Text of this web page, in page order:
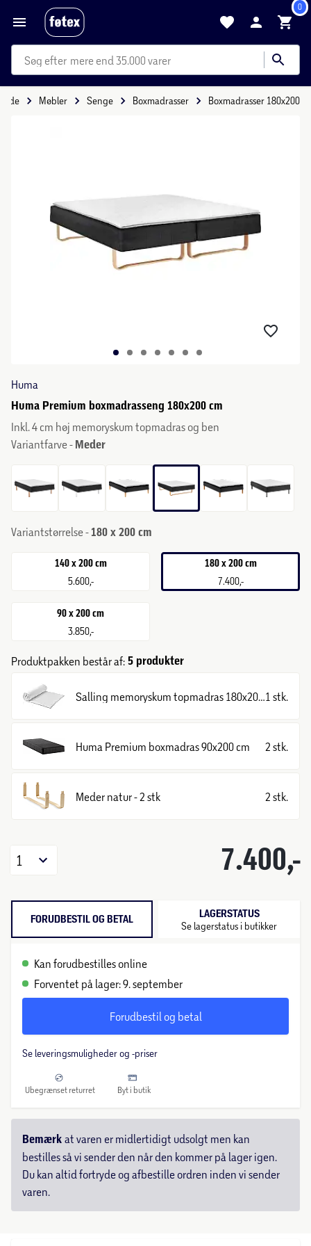
0
mere end 35.000 varer
Møbler Senge Boxmadrasser Boxmadrasser 180x200
Huma
Huma Premium boxmadrasseng 180x200 cm
Inkl. 4 cm høj memoryskum topmadras og ben
Variantfarve - Meder
Variantstørrelse - 180 x 200 cm
140 x 200 cm
5.600,-
180 x 200 cm
7.400,-
90 x 200 cm
3.850,-
Produktpakken består af: 5 produkter
1 stk.
Huma Premium boxmadras 90x200 cm 2 stk.
Meder natur - 2 stk 2 stk.
7.400,-
1
FORUDBESTIL OG BETAL LAGERSTATUS
Se lagerstatus i butikker
Kan forudbestilles online
Forventet på lager: 9. september
Forudbestil og betal
Se leveringsmuligheder og -priser
Ubegrænset returret Byt i butik
Bemærk at varen er midlertidigt udsolgt men kan
bestilles så vi sender den når den kommer på lager igen.
Du kan altid fortryde og afbestille ordren inden vi sender
varen.